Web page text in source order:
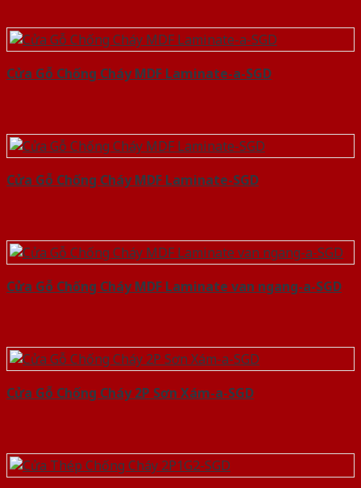
Cửa Gỗ Chống Cháy MDF Laminate-a-SGD
Cửa Gỗ Chống Cháy MDF Laminate-SGD
Cửa Gỗ Chống Cháy MDF Laminate van ngang-a-SGD
Cửa Gỗ Chống Cháy 2P Sơn Xám-a-SGD